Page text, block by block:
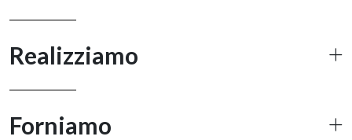
Realizziamo
Forniamo